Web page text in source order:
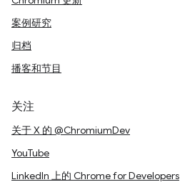
案例研究
归档
播客和节目
关注
关于 X 的 @ChromiumDev
YouTube
LinkedIn 上的 Chrome for Developers